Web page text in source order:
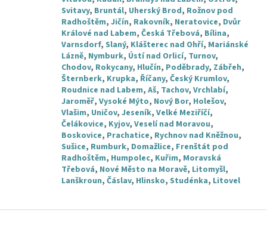
Svitavy, Bruntál, Uherský Brod, Rožnov pod
Radhoštěm, Jičín, Rakovník, Neratovice, Dvůr
Králové nad Labem, Česká Třebová, Bílina,
Varnsdorf, Slaný, Klášterec nad Ohří, Mariánské
Lázně, Nymburk, Ústí nad Orlicí, Turnov,
Chodov, Rokycany, Hlučín, Poděbrady, Zábřeh,
Šternberk, Krupka, Říčany, Český Krumlov,
Roudnice nad Labem, Aš, Tachov, Vrchlabí,
Jaroměř, Vysoké Mýto, Nový Bor, Holešov,
Vlašim, Uničov, Jeseník, Velké Meziříčí,
Čelákovice, Kyjov, Veselí nad Moravou,
Boskovice, Prachatice, Rychnov nad Kněžnou,
Sušice, Rumburk, Domažlice, Frenštát pod
Radhoštěm, Humpolec, Kuřim, Moravská
Třebová, Nové Město na Moravě, Litomyšl,
Lanškroun, Čáslav, Hlinsko, Studénka, Litovel